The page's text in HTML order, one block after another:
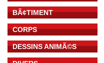
BÃ¢TIMENT
CORPS
DESSINS ANIMÃ©S